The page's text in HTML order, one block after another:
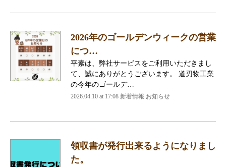
2026年のゴールデンウィークの営業
につ…
平素は、弊社サービスをご利用いただきまし
て、誠にありがとうございます。 道刃物工業
の今年のゴールデ…
2026.04.10 at 17:08 新着情報 お知らせ
領収書が発行出来るようになりまし
た。